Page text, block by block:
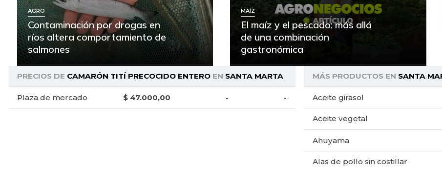
AGRO
Contaminación por drogas en
ríos altera comportamiento de
salmones
MAÍZ
El maíz y el pescado: más allá
de una combinación
gastronómica
PRECIOS DE CAMARÓN TITÍ PRECOCIDO ENTEROEN SANTA MARTA
Plaza de mercado $ 47.000,00 - -
MÁS PRODUCTOS EN SANTA
Aceite girasol
Aceite vegetal
Ahuyama
Alas de pollo sin costillar